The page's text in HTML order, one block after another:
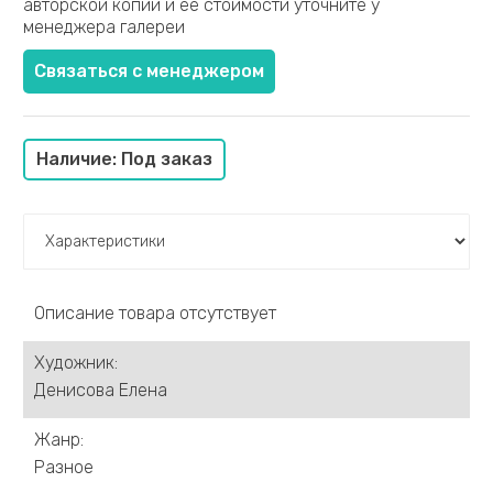
Германова Ксения
Греков Александр
Гроза Алексей
Драницин Максим
Денисова Елена
Ермолов Дмитрий
Еськов Павел
Заславский Анатолий
Ивлева Ольга
Жумабаев Туман
Ихиелова Арех
Зобнин Дмитрий
Ищенко Александр
авторской копии и ее стоимости уточните у
менеджера галереи
Связаться с менеджером
Наличие: Под заказ
Описание товара отсутствует
Художник:
Денисова Елена
Жанр:
Разное